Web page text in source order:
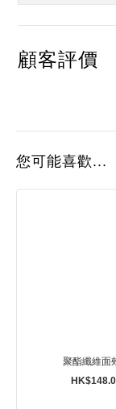
顧客評價
您可能喜歡...
聚酯纖維面